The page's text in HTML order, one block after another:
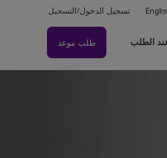
تسجيل الدخول/التسجيل
الطلب طلب موعد